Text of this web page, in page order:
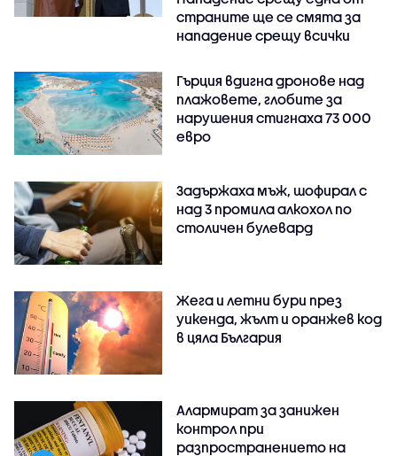
страните ще се смята за
нападение срещу всички
Гърция вдигна дронове над
плажовете, глобите за
нарушения стигнаха 73 000
евро
Задържаха мъж, шофирал с
над 3 промила алкохол по
столичен булевард
Жега и летни бури през
уикенда, жълт и оранжев код
в цяла България
Алармират за занижен
контрол при
разпространението на